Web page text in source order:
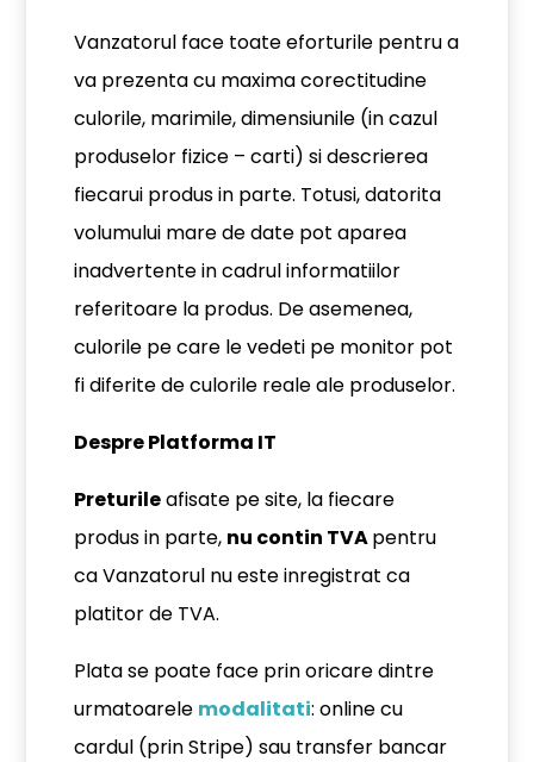
Vanzatorul face toate eforturile pentru a
va prezenta cu maxima corectitudine
culorile, marimile, dimensiunile (in cazul
produselor fizice – carti) si descrierea
fiecarui produs in parte. Totusi, datorita
volumului mare de date pot aparea
inadvertente in cadrul informatiilor
referitoare la produs. De asemenea,
culorile pe care le vedeti pe monitor pot
fi diferite de culorile reale ale produselor.
Despre Platforma IT
Preturileafisate pe site, la fiecare
produs in parte, nu contin TVApentru
ca Vanzatorul nu este inregistrat ca
platitor de TVA.
Plata se poate face prin oricare dintre
urmatoarele modalitati: online cu
cardul (prin Stripe) sau transfer bancar